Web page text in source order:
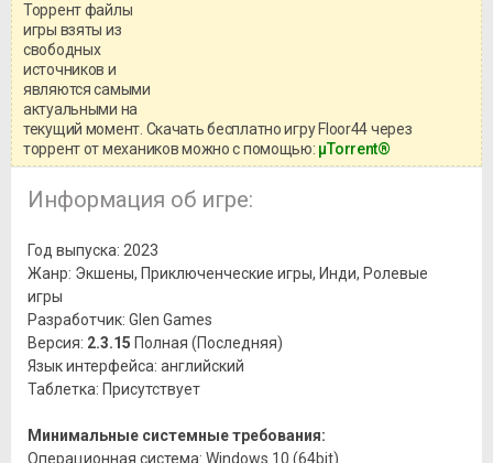
Торрент файлы
игры взяты из
свободных
источников и
являются самыми
актуальными на
текущий момент. Скачать бесплатно игру Floor44 через
торрент от механиков можно с помощью: μTorrent®
Информация об игре:
Год выпуска: 2023
Жанр: Экшены, Приключенческие игры, Инди, Ролевые
игры
Разработчик: Glen Games
Версия: 2.3.15 Полная (Последняя)
Язык интерфейса: английский
Таблетка: Присутствует
Минимальные системные требования:
Операционная система: Windows 10 (64bit)